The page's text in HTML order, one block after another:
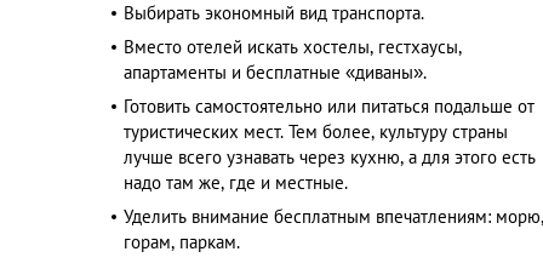
Выбирать экономный вид транспорта.
Вместо отелей искать хостелы, гестхаусы,
апартаменты и бесплатные «диваны».
Готовить самостоятельно или питаться подальше от
туристических мест. Тем более, культуру страны
лучше всего узнавать через кухню, а для этого есть
надо там же, где и местные.
Уделить внимание бесплатным впечатлениям: морю,
горам, паркам.